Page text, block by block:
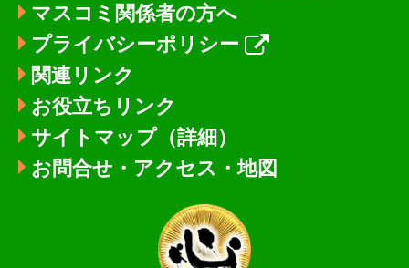
マスコミ関係者の方へ
プライバシーポリシー
関連リンク
お役立ちリンク
サイトマップ（詳細）
お問合せ・アクセス・地図